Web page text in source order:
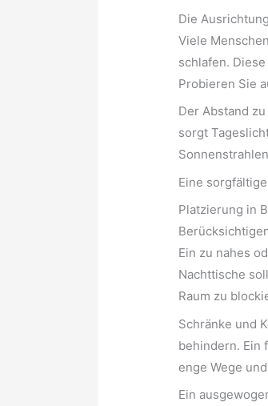
Die
Viele
schlafen.
Probieren Sie
Der Abstand
sorgt
Eine
Platzierung in
Ein zu nahes
Nachttische
Raum zu
Schränke und
behindern. Ein
enge Wege
Ein